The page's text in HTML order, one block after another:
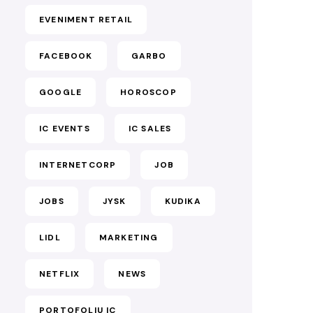
EVENIMENT RETAIL
FACEBOOK GARBO
GOOGLE HOROSCOP
IC EVENTS IC SALES
INTERNETCORP JOB
JOBS JYSK KUDIKA
LIDL MARKETING
NETFLIX NEWS
PORTOFOLIU IC